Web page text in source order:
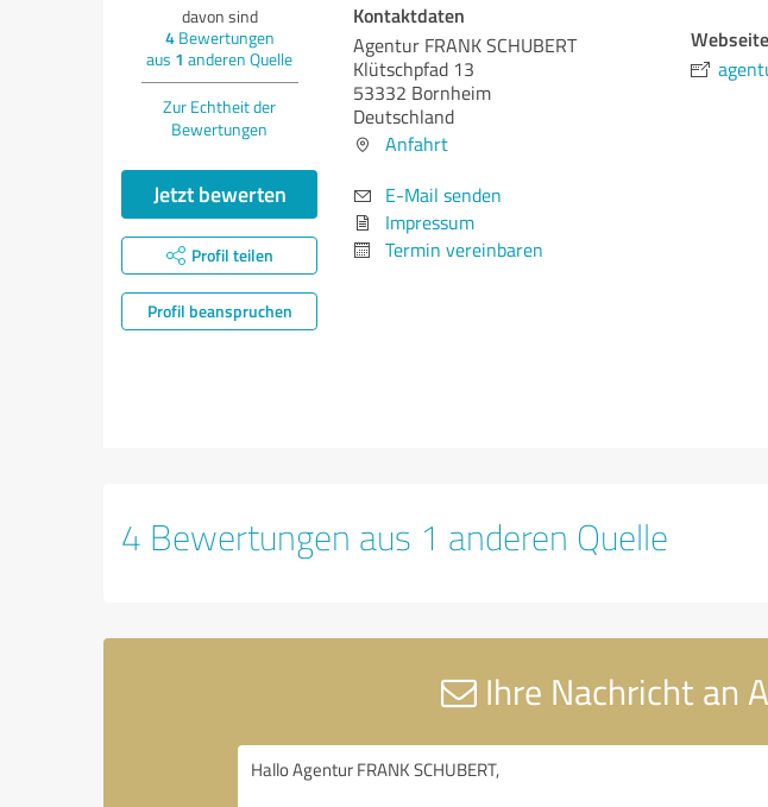
davon sind
4Bewertungen
aus 1 anderen Quelle
Zur Echtheit der
Bewertungen
Jetzt bewerten
Profil teilen
Profil beanspruchen
Kontaktdaten
Agentur FRANK SCHUBERT
Klütschpfad 13
53332 Bornheim
Deutschland
Anfahrt
E-Mail senden
Impressum
Termin vereinbaren
4 Bewertungen aus 1 anderen Quelle
Ihre Nachricht an